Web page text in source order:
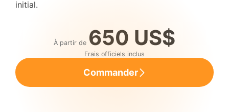
initial.
À partir de 650 US$
Frais officiels inclus
Commander